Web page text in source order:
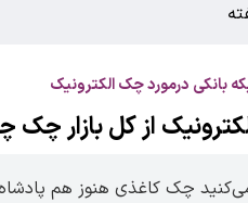
بانکی درمورد چک الکترونیک
از کل بازار چک
چک کاغذی هنوز هم